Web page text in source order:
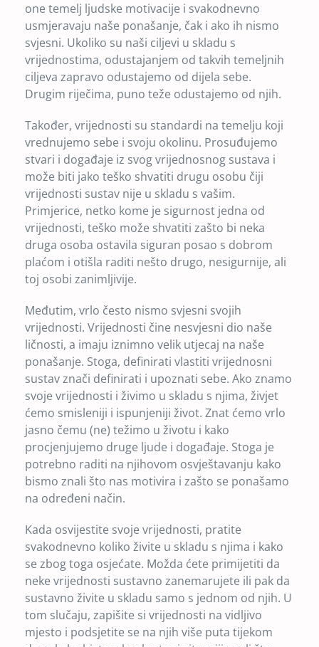
one temelj ljudske motivacije i svakodnevno
usmjeravaju naše ponašanje, čak i ako ih nismo
svjesni. Ukoliko su naši ciljevi u skladu s
vrijednostima, odustajanjem od takvih temeljnih
ciljeva zapravo odustajemo od dijela sebe.
Drugim riječima, puno teže odustajemo od njih.
Također, vrijednosti su standardi na temelju koji
vrednujemo sebe i svoju okolinu. Prosuđujemo
stvari i događaje iz svog vrijednosnog sustava i
može biti jako teško shvatiti drugu osobu čiji
vrijednosti sustav nije u skladu s vašim.
Primjerice, netko kome je sigurnost jedna od
vrijednosti, teško može shvatiti zašto bi neka
druga osoba ostavila siguran posao s dobrom
plaćom i otišla raditi nešto drugo, nesigurnije, ali
toj osobi zanimljivije.
Međutim, vrlo često nismo svjesni svojih
vrijednosti. Vrijednosti čine nesvjesni dio naše
ličnosti, a imaju iznimno velik utjecaj na naše
ponašanje. Stoga, definirati vlastiti vrijednosni
sustav znači definirati i upoznati sebe. Ako znamo
svoje vrijednosti i živimo u skladu s njima, živjet
ćemo smisleniji i ispunjeniji život. Znat ćemo vrlo
jasno čemu (ne) težimo u životu i kako
procjenjujemo druge ljude i događaje. Stoga je
potrebno raditi na njihovom osvještavanju kako
bismo znali što nas motivira i zašto se ponašamo
na određeni način.
Kada osvijestite svoje vrijednosti, pratite
svakodnevno koliko živite u skladu s njima i kako
se zbog toga osjećate. Možda ćete primijetiti da
neke vrijednosti sustavno zanemarujete ili pak da
sustavno živite u skladu samo s jednom od njih. U
tom slučaju, zapišite si vrijednosti na vidljivo
mjesto i podsjetite se na njih više puta tijekom